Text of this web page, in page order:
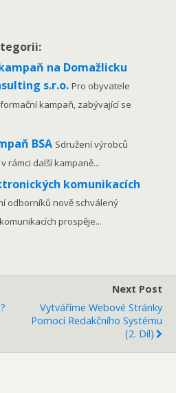
na Domažlicku
s.r.o.Pro obyvatele
kampaň, zabývající se
BSA Sdružení výrobců
rámci další kampaně...
komunikacích
odborníků nově schválený
prospěje...
Next Post
Vytváříme Webové Stránky
Pomocí Redakčního Systému
(2. Díl)